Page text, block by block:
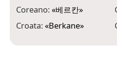
Coreano:«베르칸»
Croata:«Berkane»